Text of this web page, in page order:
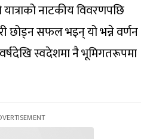
नाटकीय विवरणपछि
सफल भइन् यो भन्ने वर्णन
स्वदेशमा नै भूमिगतरूपमा